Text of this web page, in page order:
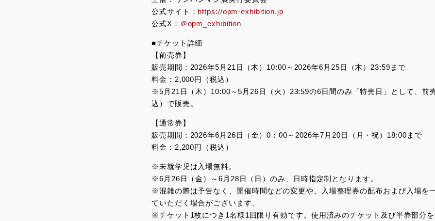
公式サイト： https://opm-exhibition.jp
公式X： ＠opm_exhibition
■チケット詳細
【前売券】
販売期間：2026年5月21日（木）10:00～2026年6月25日（木）23:59まで
料金：2,000円（税込）
※5月21日（木）10:00～5月26日（火）23:59の6日間のみ「特売日」として、前
込）で販売。
【通常券】
販売期間：2026年6月26日（金）0：00～2026年7月20日（月・祝）18:00まで
料金：2,200円（税込）
※未就学児は入場無料。
※6月26日（金）～6月28日（日）のみ、日時指定制となります。
※混雑の際は予告なく、開催時間などの変更や、入場整理券の配布および入場を
ていただく場合がございます。
※チケット1枚につき1名様1回限り有効です。使用済みのチケット及び半券部分